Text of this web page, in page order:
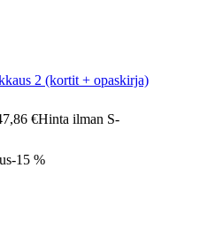
2 (kortit + opaskirja)
€Hinta ilman S-
-15 %